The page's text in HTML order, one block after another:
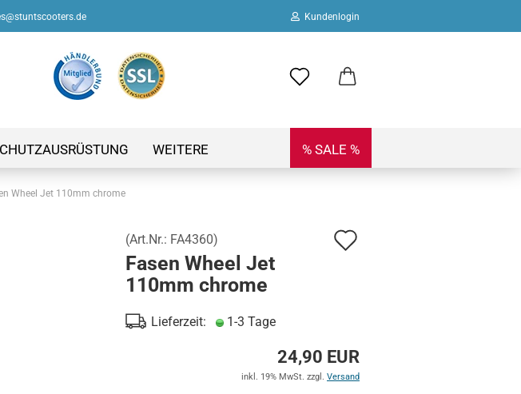
Kundenlogin
Passwort
Konto erstellen
Passwort vergessen?
% SALE %
WEITERE
Wheel Jet 110mm chrome
(Art.Nr.: FA4360)
Fasen Wheel Jet
110mm chrome
Lieferzeit: 1-3 Tage
24,90 EUR
inkl. 19% MwSt. zzgl. Versand